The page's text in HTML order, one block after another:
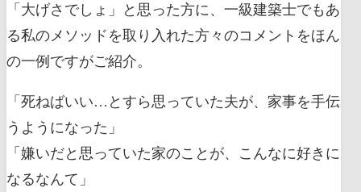
「大げさでしょ」と思った方に、一級建築士でもあ
る私のメソッドを取り入れた方々のコメントをほん
の一例ですがご紹介。
「死ねばいい…とすら思っていた夫が、家事を手伝
うようになった」
「嫌いだと思っていた家のことが、こんなに好きに
なるなんて」